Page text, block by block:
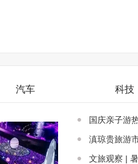
汽车 科技
国庆亲子游
滇琼贵旅游
文旅观察 |